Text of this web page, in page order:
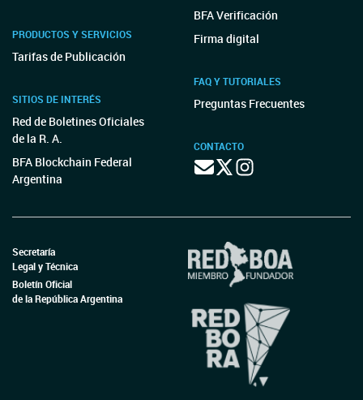
PRODUCTOS Y SERVICIOS
Tarifas de Publicación
SITIOS DE INTERÉS
Red de Boletines Oficiales
de la R. A.
BFA Blockchain Federal
Argentina
BFA Verificación
Firma digital
FAQ Y TUTORIALES
Preguntas Frecuentes
CONTACTO
Secretaría
Legal y Técnica
Boletín Oficial
de la República Argentina